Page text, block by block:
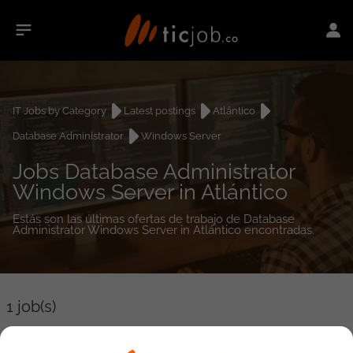
IT Jobs by Category Latest postings
Atlántico
Database Administrator
Windows Server
Jobs Database Administrator
Windows Server in Atlántico
Estás son las últimas ofertas de trabajo de Database
Administrator Windows Server in Atlántico encontradas.
1 job(s)